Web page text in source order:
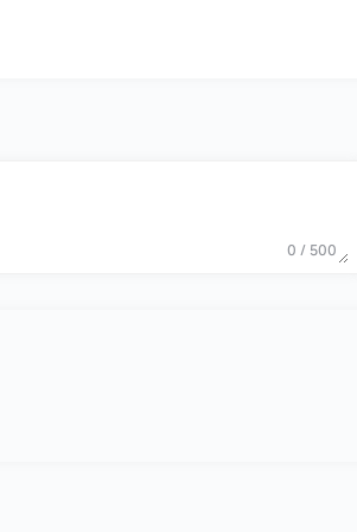
0 / 500